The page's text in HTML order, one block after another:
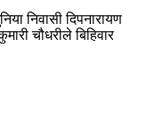
निवासी दिपनारायण
चौधरीले बिहिवार